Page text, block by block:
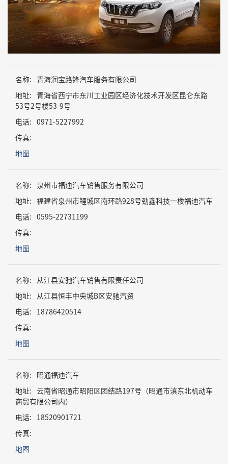
名称: 青海润宝路锋汽车服务有限公司
地址:
青海省西宁市东川工业园区经济化技术开发区昆仑东路
53号2号楼53-9号
电话: 0971-5227992
传真:
地图
名称: 泉州市福迪汽车销售服务有限公司
地址: 福建省泉州市鲤城区南环路928号劲鑫科技一楼福迪汽车
电话: 0595-22731199
传真:
地图
名称: 从江县安驰汽车销售有限责任公司
地址: 从江县恒丰中央城B区安驰汽贸
电话: 18786420514
传真:
地图
名称: 昭通福迪汽车
地址:
云南省昭通市昭阳区团结路197号（昭通市滇东北机动车
商贸有限公司内）
电话: 18520901721
传真:
地图